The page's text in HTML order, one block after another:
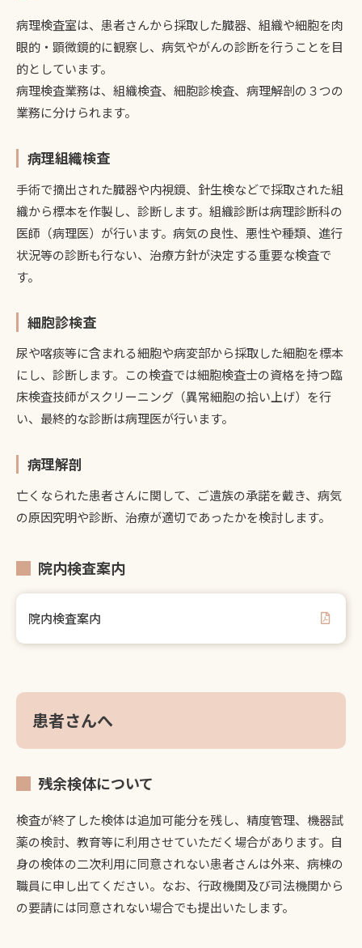
病理検査室は、患者さんから採取した臓器、組織や細胞を肉
眼的・顕微鏡的に観察し、病気やがんの診断を行うことを目
的としています。
病理検査業務は、組織検査、細胞診検査、病理解剖の３つの
業務に分けられます。
病理組織検査
手術で摘出された臓器や内視鏡、針生検などで採取された組
織から標本を作製し、診断します。組織診断は病理診断科の
医師（病理医）が行います。病気の良性、悪性や種類、進行
状況等の診断も行ない、治療方針が決定する重要な検査で
す。
細胞診検査
尿や喀痰等に含まれる細胞や病変部から採取した細胞を標本
にし、診断します。この検査では細胞検査士の資格を持つ臨
床検査技師がスクリーニング（異常細胞の拾い上げ）を行
い、最終的な診断は病理医が行います。
病理解剖
亡くなられた患者さんに関して、ご遺族の承諾を戴き、病気
の原因究明や診断、治療が適切であったかを検討します。
院内検査案内
院内検査案内
患者さんへ
残余検体について
検査が終了した検体は追加可能分を残し、精度管理、機器試
薬の検討、教育等に利用させていただく場合があります。自
身の検体の二次利用に同意されない患者さんは外来、病棟の
職員に申し出てください。なお、行政機関及び司法機関から
の要請には同意されない場合でも提出いたします。